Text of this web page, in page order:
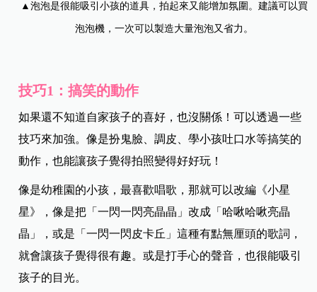
▲泡泡是很能吸引小孩的道具，拍起來又能增加氛圍。建議可以買
泡泡機，一次可以製造大量泡泡又省力。
技巧1：搞笑的動作
如果還不知道自家孩子的喜好，也沒關係！可以透過一些
技巧來加強。像是扮鬼臉、調皮、學小孩吐口水等搞笑的
動作，也能讓孩子覺得拍照變得好好玩！
像是幼稚園的小孩，最喜歡唱歌，那就可以改編《小星
星》，像是把「一閃一閃亮晶晶」改成「哈啾哈啾亮晶
晶」，或是「一閃一閃皮卡丘」這種有點無厘頭的歌詞，
就會讓孩子覺得很有趣。或是打手心的聲音，也很能吸引
孩子的目光。